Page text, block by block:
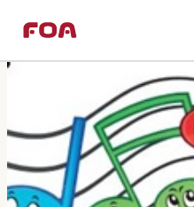
til
hovedindhold
til
hovedmenu
menu
FOA Trekanten